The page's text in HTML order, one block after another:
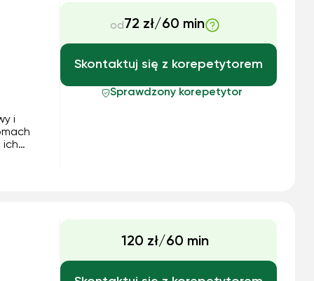
i
ich
od 72 zł/60 min
Skontaktuj się z korepetytorem
Sprawdzony korepetytor
120 zł/60 min